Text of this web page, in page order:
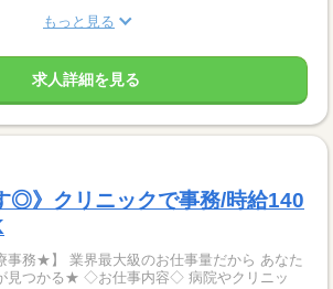
もっと見る
求人詳細を見る
◎》クリニックで事務/時給140
事務★】 業界最大級のお仕事量だから あなた
内容◇ 病院やクリニッ